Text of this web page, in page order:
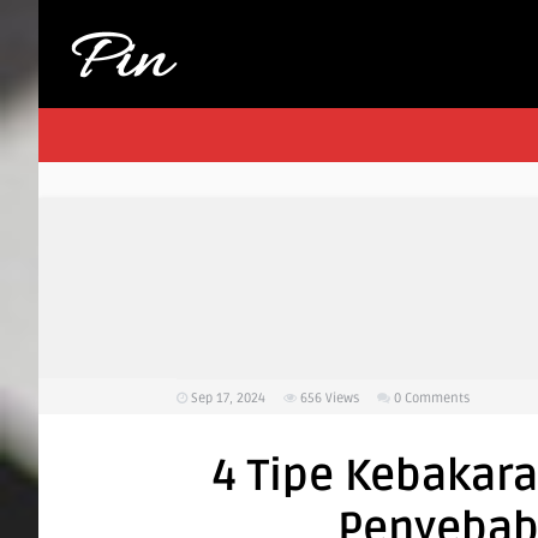
Sep 17, 2024 656 Views 0 Comments
4 Tipe